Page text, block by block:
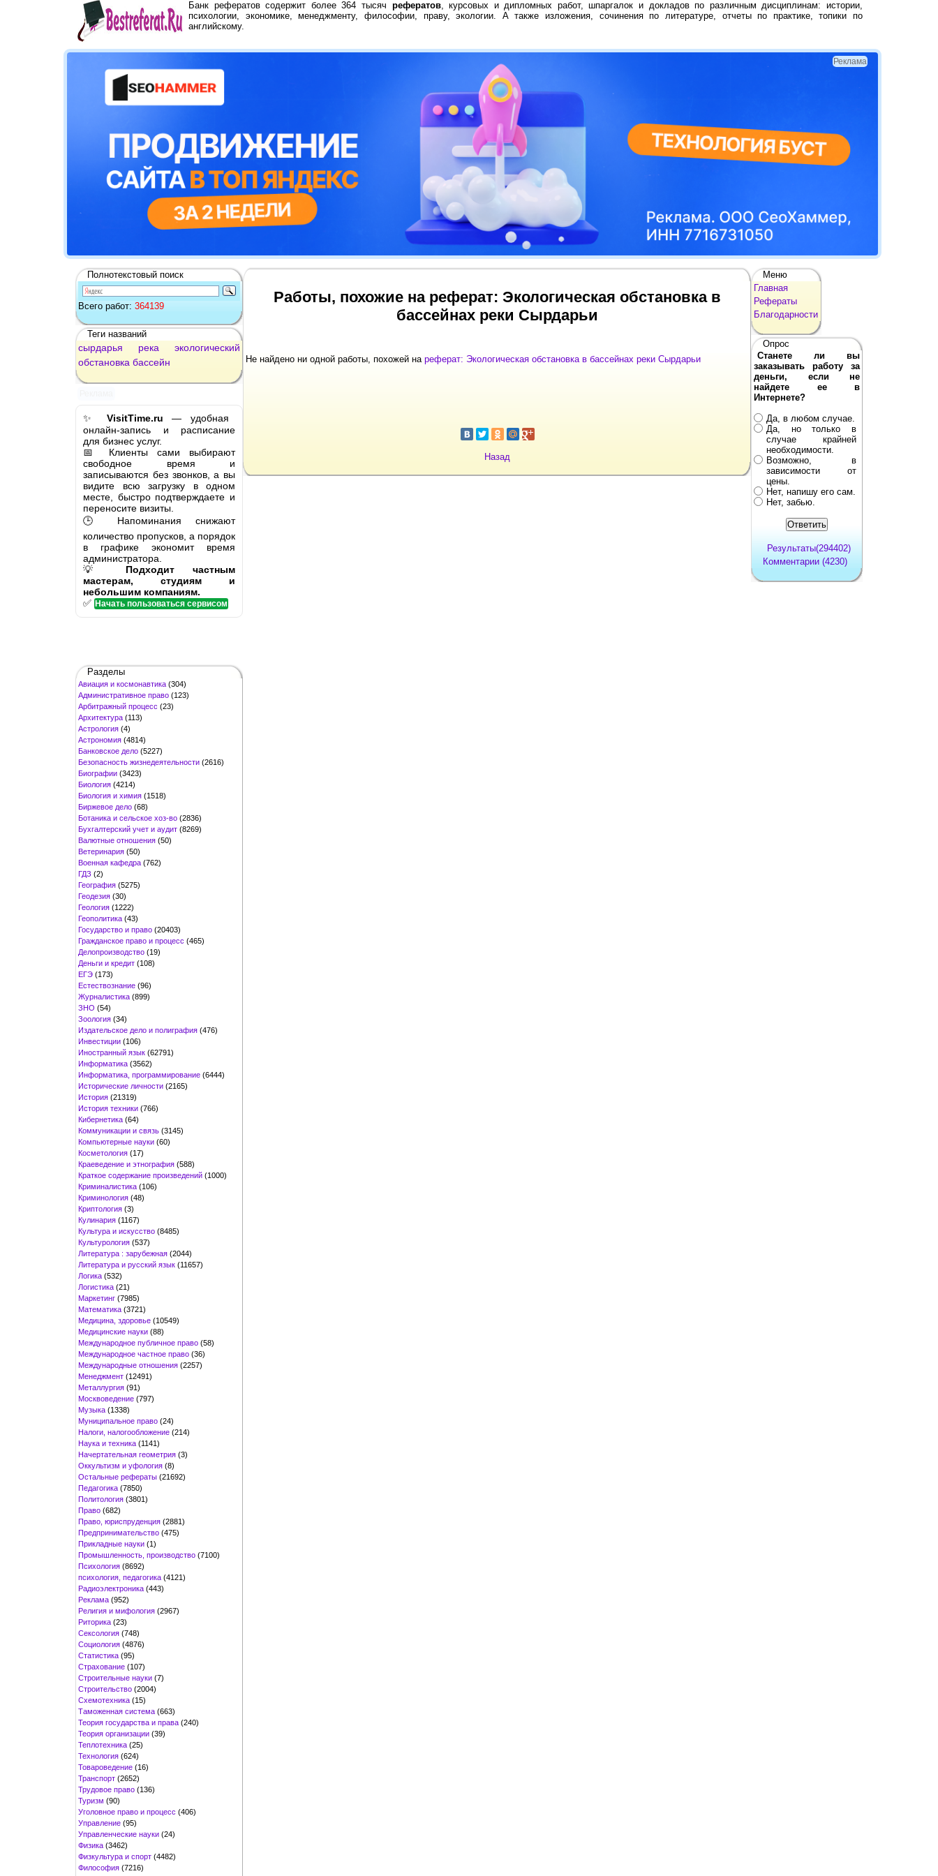
Банк рефератов содержит более 364 тысяч рефератов, курсовых и дипломных работ, шпаргалок и докладов по различным дисциплинам: истории,
психологии, экономике, менеджменту, философии, праву, экологии. А также изложения, сочинения по литературе, отчеты по практике, топики по
английскому.
Реклама
Полнотекстовый поиск
Всего работ: 364139
Теги названий
сырдарья река
экологический
обстановка бассейн
✨ VisitTime.ru — удобная
онлайн-запись и расписание
для бизнес услуг.
📅 Клиенты сами выбирают
свободное время и
записываются без звонков, а вы
видите всю загрузку в одном
месте, быстро подтверждаете и
переносите визиты.
🕒 Напоминания снижают
количество пропусков, а порядок
в графике экономит время
администратора.
💡 Подходит частным
мастерам, студиям и
небольшим компаниям.
✅ Начать пользоваться сервисом
Разделы
Авиация и космонавтика (304)
Административное право (123)
Арбитражный процесс (23)
Архитектура (113)
Астрология (4)
Астрономия (4814)
Банковское дело (5227)
Безопасность жизнедеятельности (2616)
Биографии (3423)
Биология (4214)
Биология и химия (1518)
Биржевое дело (68)
Ботаника и сельское хоз-во (2836)
Бухгалтерский учет и аудит (8269)
Валютные отношения (50)
Ветеринария (50)
Военная кафедра (762)
ГДЗ (2)
География (5275)
Геодезия (30)
Геология (1222)
Геополитика (43)
Государство и право (20403)
Гражданское право и процесс (465)
Делопроизводство (19)
Деньги и кредит (108)
ЕГЭ (173)
Естествознание (96)
Журналистика (899)
ЗНО (54)
Зоология (34)
Издательское дело и полиграфия (476)
Инвестиции (106)
Иностранный язык (62791)
Информатика (3562)
Информатика, программирование (6444)
Исторические личности (2165)
История (21319)
История техники (766)
Кибернетика (64)
Коммуникации и связь (3145)
Компьютерные науки (60)
Косметология (17)
Краеведение и этнография (588)
Краткое содержание произведений (1000)
Криминалистика (106)
Криминология (48)
Криптология (3)
Кулинария (1167)
Культура и искусство (8485)
Культурология (537)
Литература : зарубежная (2044)
Литература и русский язык (11657)
Логика (532)
Логистика (21)
Маркетинг (7985)
Математика (3721)
Медицина, здоровье (10549)
Медицинские науки (88)
Международное публичное право (58)
Международное частное право (36)
Международные отношения (2257)
Менеджмент (12491)
Металлургия (91)
Москвоведение (797)
Музыка (1338)
Муниципальное право (24)
Налоги, налогообложение (214)
Наука и техника (1141)
Начертательная геометрия (3)
Оккультизм и уфология (8)
Остальные рефераты (21692)
Педагогика (7850)
Политология (3801)
Право (682)
Право, юриспруденция (2881)
Предпринимательство (475)
Прикладные науки (1)
Промышленность, производство (7100)
Психология (8692)
психология, педагогика (4121)
Радиоэлектроника (443)
Реклама (952)
Религия и мифология (2967)
Риторика (23)
Сексология (748)
Социология (4876)
Статистика (95)
Страхование (107)
Строительные науки (7)
Строительство (2004)
Схемотехника (15)
Таможенная система (663)
Теория государства и права (240)
Теория организации (39)
Теплотехника (25)
Технология (624)
Товароведение (16)
Транспорт (2652)
Трудовое право (136)
Туризм (90)
Уголовное право и процесс (406)
Управление (95)
Управленческие науки (24)
Физика (3462)
Физкультура и спорт (4482)
Философия (7216)
Работы, похожие на реферат: Экологическая обстановка в
бассейнах реки Сырдарьи
Не найдено ни одной работы, похожей на реферат: Экологическая обстановка в бассейнах реки Сырдарьи
Назад
Меню
Главная
Рефераты
Благодарности
Опрос
Станете ли вы
заказывать работу за
деньги, если не
найдете ее в
Интернете?
Да, в любом случае.
Да, но только в
случае крайней
необходимости.
Возможно, в
зависимости от
цены.
Нет, напишу его сам.
Нет, забью.
Результаты(294402)
Комментарии (4230)